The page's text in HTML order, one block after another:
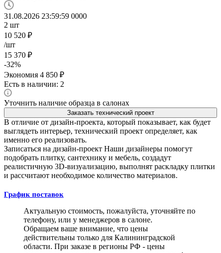
31.08.2026 23:59:59 0000
2 шт
10 520 ₽
/шт
15 370 ₽
-32%
Экономия 4 850 ₽
Есть в наличии: 2
Уточнить наличие образца в салонах
Заказать технический проект
В отличие от дизайн-проекта, который показывает, как будет
выглядеть интерьер, технический проект определяет, как
именно его реализовать.
Записаться на дизайн-проект Наши дизайнеры помогут
подобрать плитку, сантехнику и мебель, создадут
реалистичную 3D-визуализацию, выполнят раскладку плитки
и рассчитают необходимое количество материалов.
График поставок
Актуальную стоимость, пожалуйста, уточняйте по
телефону, или у менеджеров в салоне.
Обращаем ваше внимание, что цены
действительны только для Калининградской
области. При заказе в регионы РФ - цены